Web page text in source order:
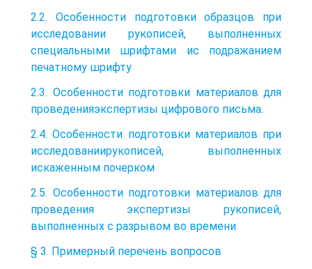
2.2. Особенности подготовки образцов при
исследовании рукописей, выполненных
специальными шрифтами ис подражанием
печатному шрифту
2.3. Особенности подготовки материалов для
проведенияэкспертизы цифрового письма.
2.4. Особенности подготовки материалов при
исследованиирукописей, выполненных
искаженным почерком
2.5. Особенности подготовки материалов для
проведения экспертизы рукописей,
выполненных с разрывом во времени
§ 3. Примерный перечень вопросов